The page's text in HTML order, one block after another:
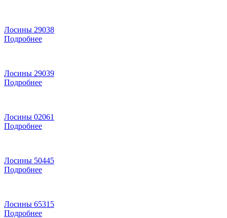
Лосины 29038
Подробнее
Лосины 29039
Подробнее
Лосины 02061
Подробнее
Лосины 50445
Подробнее
Лосины 65315
Подробнее